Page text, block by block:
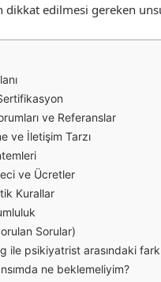
edilmesi gereken
ve Referanslar
ve İletişim Tarzı
ve Ücretler
Kurallar
Sorular)
ile psikiyatrist arasındaki
ne beklemeliyim?